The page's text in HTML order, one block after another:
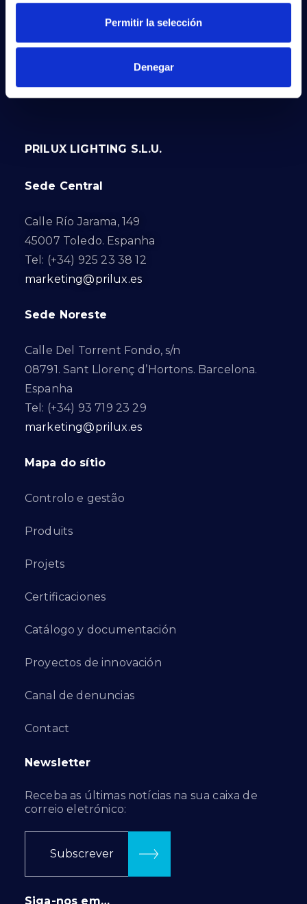
Permitir la selección
Denegar
PRILUX LIGHTING S.L.U.
Sede Central
Calle Río Jarama, 149
45007 Toledo. Espanha
Tel: (+34) 925 23 38 12
marketing@prilux.es
Sede Noreste
Calle Del Torrent Fondo, s/n
08791. Sant Llorenç d’Hortons. Barcelona.
Espanha
Tel: (+34) 93 719 23 29
marketing@prilux.es
Mapa do sítio
Controlo e gestão
Produits
Projets
Certificaciones
Catálogo y documentación
Proyectos de innovación
Canal de denuncias
Contact
Newsletter
Receba as últimas notícias na sua caixa de
correio eletrónico:
Subscrever
Siga-nos em…